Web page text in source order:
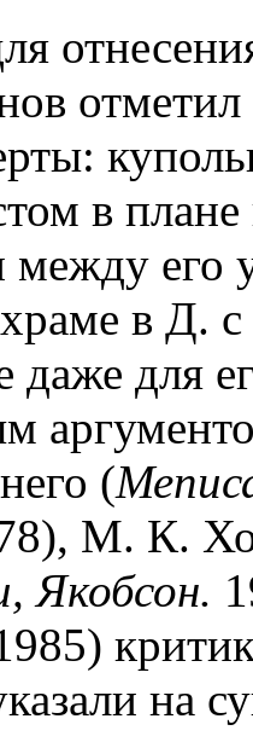
в
его
в Д.
даже для
(
М. К.
Якобсон.
на